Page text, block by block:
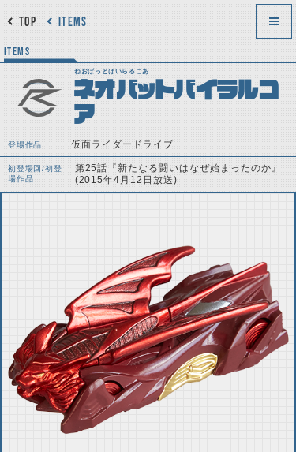
ITEMS
TOP
ITEMS
ねおばっとばいらるこあ
ネオバットバイラルコ
ア
登場作品 仮面ライダードライブ
初登場回/初登
場作品
第25話『新たなる闘いはなぜ始まったのか』
(2015年4月12日放送)